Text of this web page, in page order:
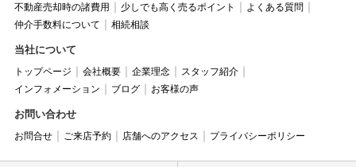
不動産売却時の諸費用
少しでも高く売るポイント
よくある質問
仲介手数料について
相続相談
当社について
トップページ 会社概要 企業理念
スタッフ紹介
インフォメーション
ブログ お客様の声
お問い合わせ
お問合せ ご来店予約 店舗へのアクセス プライバシーポリシー